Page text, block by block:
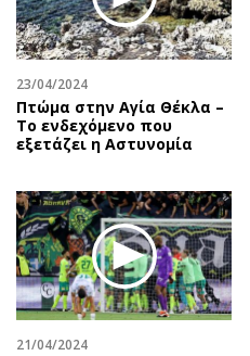
23/04/2024
Πτώμα στην Αγία Θέκλα –
Το ενδεχόμενο που
εξετάζει η Αστυνομία
21/04/2024